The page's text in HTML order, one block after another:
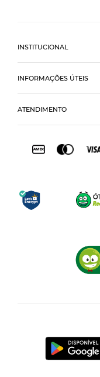
INSTITUCIONAL
INFORMAÇÕES ÚTEIS
ATENDIMENTO